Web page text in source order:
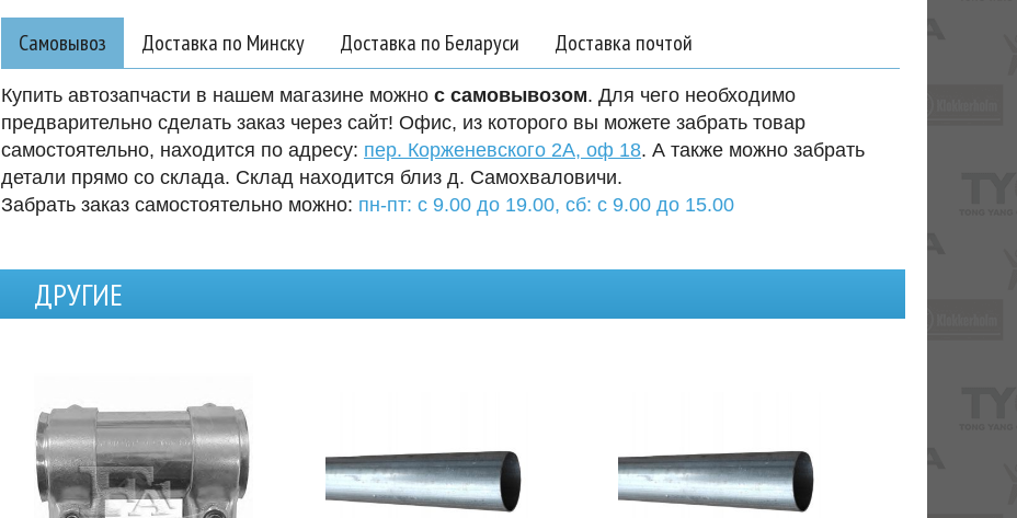
Самовывоз Доставка по Минску Доставка по Беларуси Доставка почтой
Купить автозапчасти в нашем магазине можно с самовывозом. Для чего необходимо
предварительно сделать заказ через сайт! Офис, из которого вы можете забрать товар
самостоятельно, находится по адресу: пер. Корженевского 2А, оф 18. А также можно забрать
детали прямо со склада. Склад находится близ д. Самохваловичи.
Забрать заказ самостоятельно можно: пн-пт: с 9.00 до 19.00, сб: с 9.00 до 15.00
ДРУГИЕ